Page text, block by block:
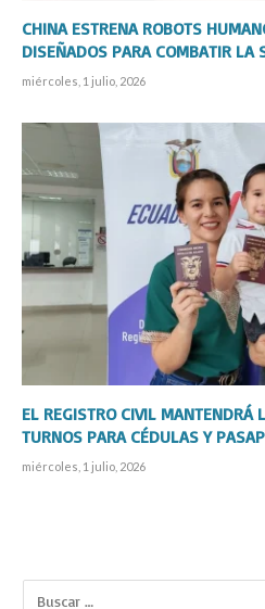
CHINA ESTRENA ROBOTS
DISEÑADOS PARA COMBATIR LA
miércoles, 1 julio, 2026
EL REGISTRO CIVIL MANTENDRÁ
TURNOS PARA CÉDULAS Y
miércoles, 1 julio, 2026